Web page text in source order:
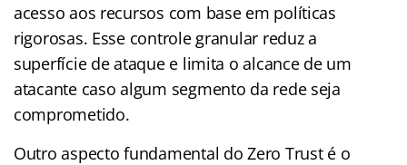
acesso aos recursos com base em políticas
rigorosas. Esse controle granular reduz a
superfície de ataque e limita o alcance de um
atacante caso algum segmento da rede seja
comprometido.
Outro aspecto fundamental do Zero Trust é o